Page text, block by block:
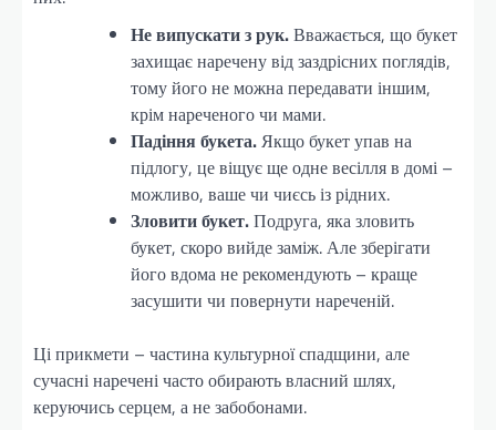
Не випускати з рук.Вважається, що букет
захищає наречену від заздрісних поглядів,
тому його не можна передавати іншим,
крім нареченого чи мами.
Падіння букета.Якщо букет упав на
підлогу, це віщує ще одне весілля в домі –
можливо, ваше чи чиєсь із рідних.
Зловити букет.Подруга, яка зловить
букет, скоро вийде заміж. Але зберігати
його вдома не рекомендують – краще
засушити чи повернути нареченій.
Ці прикмети – частина культурної спадщини, але
сучасні наречені часто обирають власний шлях,
керуючись серцем, а не забобонами.